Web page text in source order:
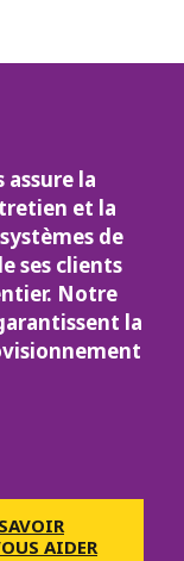
assure la
et la
de
ses clients
Notre
la
AIDER